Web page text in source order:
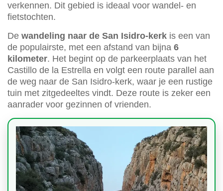
verkennen. Dit gebied is ideaal voor wandel- en
fietstochten.
De wandeling naar de San Isidro-kerk is een van
de populairste, met een afstand van bijna 6
kilometer. Het begint op de parkeerplaats van het
Castillo de la Estrella en volgt een route parallel aan
de weg naar de San Isidro-kerk, waar je een rustige
tuin met zitgedeeltes vindt. Deze route is zeker een
aanrader voor gezinnen of vrienden.